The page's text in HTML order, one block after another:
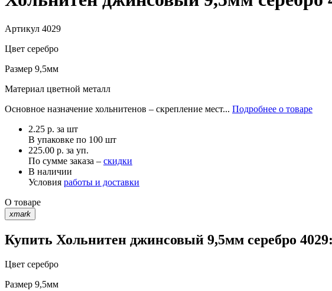
Артикул 4029
Цвет серебро
Размер 9,5мм
Материал цветной металл
Основное назначение хольнитенов – скрепление мест... Подробнее о товаре
2.25 р. за шт
В упаковке по 100 шт
225.00 р. за уп.
По сумме заказа – скидки
В наличии
Условия работы и доставки
О товаре
xmark
Купить Хольнитен джинсовый 9,5мм серебро
Цвет серебро
Размер 9,5мм